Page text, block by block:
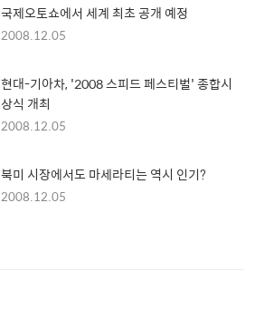
국제오토쇼에서 세계 최초 공개 예정
2008.12.05
현대-기아차, '2008 스피드 페스티벌' 종합시
상식 개최
2008.12.05
북미 시장에서도 마세라티는 역시 인기?
2008.12.05